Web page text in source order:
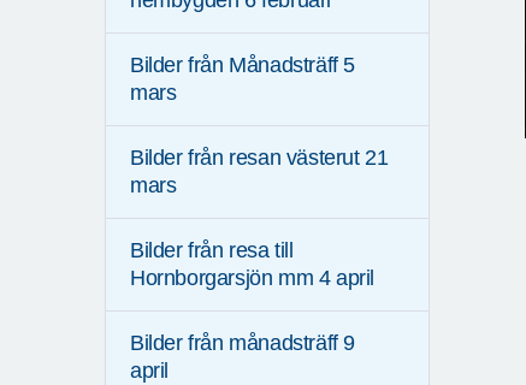
Bilder från Månadsträff 5
mars
Bilder från resan västerut 21
mars
Bilder från resa till
Hornborgarsjön mm 4 april
Bilder från månadsträff 9
april